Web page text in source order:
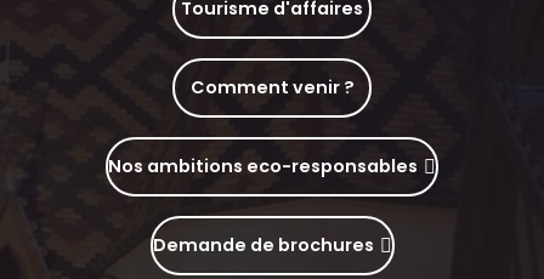
Tourisme d'affaires
Comment venir ?
Nos ambitions eco-responsables
Demande de brochures